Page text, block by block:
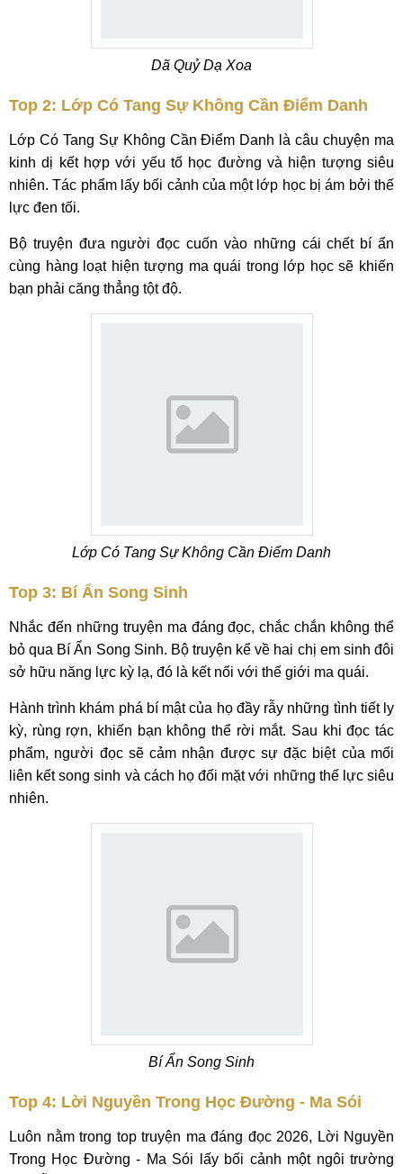
Dã Quỷ Dạ Xoa
Top 2: Lớp Có Tang Sự Không Cần Điểm Danh
Lớp Có Tang Sự Không Cần Điểm Danh là câu chuyện ma
kinh dị kết hợp với yếu tố học đường và hiện tượng siêu
nhiên. Tác phẩm lấy bối cảnh của một lớp học bị ám bởi thế
lực đen tối.
Bộ truyện đưa người đọc cuốn vào những cái chết bí ẩn
cùng hàng loạt hiện tượng ma quái trong lớp học sẽ khiến
bạn phải căng thẳng tột độ.
Lớp Có Tang Sự Không Cần Điểm Danh
Top 3: Bí Ẩn Song Sinh
Nhắc đến những truyện ma đáng đọc, chắc chắn không thể
bỏ qua Bí Ẩn Song Sinh. Bộ truyện kể về hai chị em sinh đôi
sở hữu năng lực kỳ lạ, đó là kết nối với thế giới ma quái.
Hành trình khám phá bí mật của họ đầy rẫy những tình tiết ly
kỳ, rùng rợn, khiến bạn không thể rời mắt. Sau khi đọc tác
phẩm, người đọc sẽ cảm nhận được sự đặc biệt của mối
liên kết song sinh và cách họ đối mặt với những thế lực siêu
nhiên.
Bí Ẩn Song Sinh
Top 4: Lời Nguyền Trong Học Đường - Ma Sói
Luôn nằm trong top truyện ma đáng đọc 2026, Lời Nguyền
Trong Học Đường - Ma Sói lấy bối cảnh một ngôi trường